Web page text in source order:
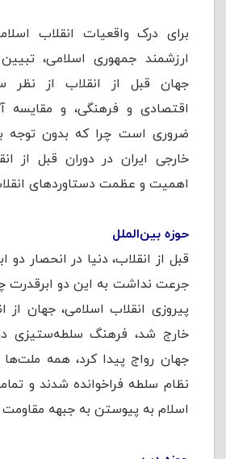
برای درک واقعیات انقلاب
ارزشمند جمهوری اسلامی،
جهان قبل از انقلاب از نظر
اقتصادی و فرهنگی، و مقایسه
ضروری است چرا که بدون توجه
خارجی ایران در دوران قبل از
اهمیت و عظمت دستاوردهای
حوزه بین‌الملل
قبل از انقلاب، دنیا در انحصار
جرعت نداشت به این دو ابرقدرت
پیروزی انقلاب اسلامی، جهان از
خارج شد، فرهنگ سلطه‌ستیزی
جهان رواج پیدا کرد، همه ملت‌ها
نظام سلطه فراخوانده شدند و
اسلام به پیوستن به جبهه